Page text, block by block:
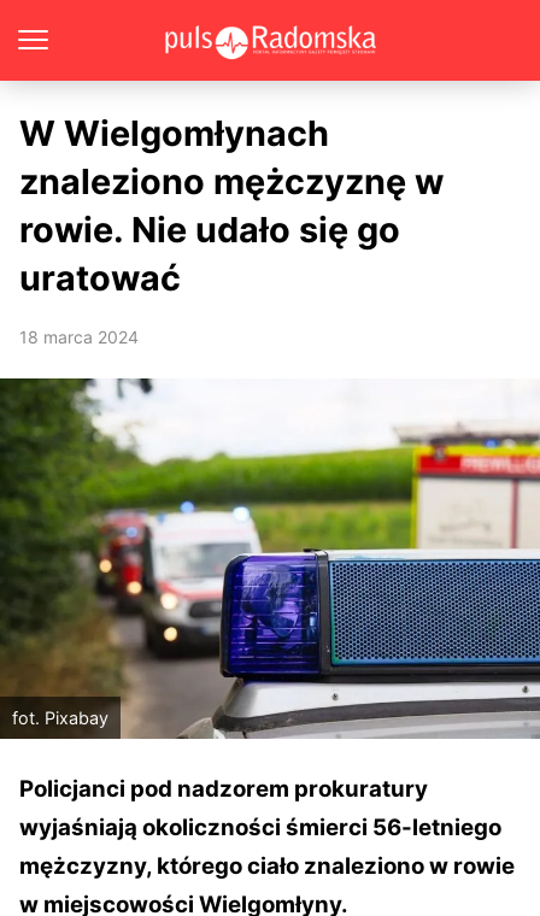
W Wielgomłynach
znaleziono mężczyznę w
rowie. Nie udało się go
uratować
18 marca 2024
fot. Pixabay
Policjanci pod nadzorem prokuratury
wyjaśniają okoliczności śmierci 56-letniego
mężczyzny, którego ciało znaleziono w rowie
w miejscowości Wielgomłyny.